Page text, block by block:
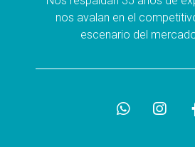
nos avalan en el
escenario del